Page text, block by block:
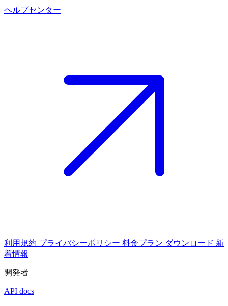
ヘルプセンター
利用規約 プライバシーポリシー 料金プラン ダウンロード 新
着情報
開発者
API docs